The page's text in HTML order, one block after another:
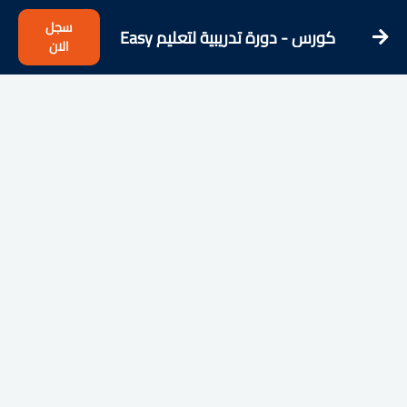
كورس - دورة تدريبية لتعليم Easy
English - Learning English from the
Streets!
سجل
الان